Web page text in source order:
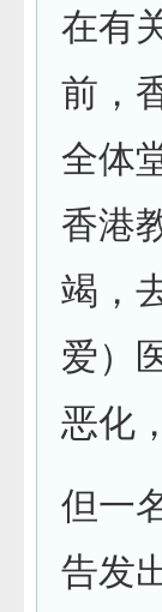
在有
前，
全体
香港
竭，
爱）
恶化
但一
告发